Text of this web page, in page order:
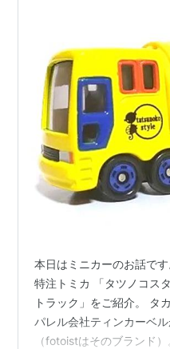
本日はミニカーのお話で
特注トミカ 「タツノコス
トラック」をご紹介。 タ
パレル会社ティンカーベ
（fotoistはそのブランド